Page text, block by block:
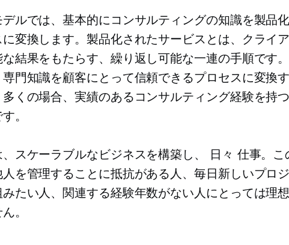
デルでは、基本的にコンサルティングの知識を製品
に変換します。製品化されたサービスとは、クライ
結果を​​もたらす、繰り返し可能な一連の手順です
専門知識を顧客にとって信頼できるプロセスに変換
多くの場合、実績のあるコンサルティング経験を持
。
、スケーラブルなビジネスを構築し、 日々 仕事。こ
人を管理することに抵抗がある人、毎日新しいプロ
たい人、関連する経験年数がない人にとっては理
。